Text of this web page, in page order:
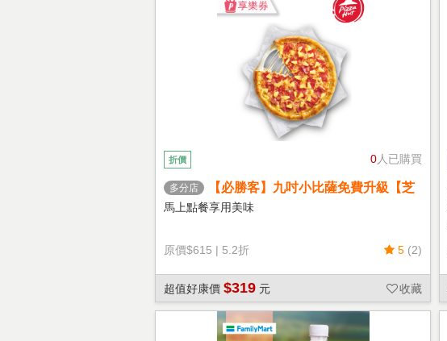
0人已購買
折價
多分店
【必勝客】九吋小比薩免費升級【芝
心餅皮】享樂券
馬上點餐享用美味
原價$615 | 5.2折 5 (2)
超值好康價 $319 元 收藏